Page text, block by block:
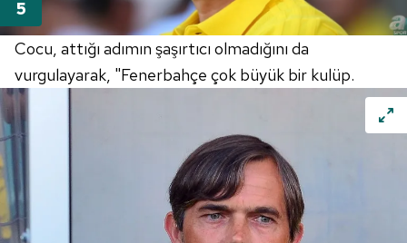
Cocu, attığı adımın şaşırtıcı olmadığını da
vurgulayarak, "Fenerbahçe çok büyük bir kulüp.